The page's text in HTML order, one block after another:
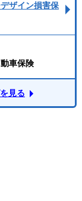
ザイン損害保
車保険
見る